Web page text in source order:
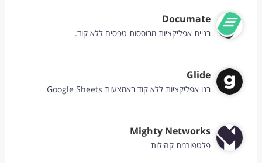
Documate
בניית אפליקציות מבוססות טפסים ללא קוד.
Glide
בנו אפליקציות ללא קוד באמצעות Google Sheets
Mighty Networks
פלטפורמת קהילות